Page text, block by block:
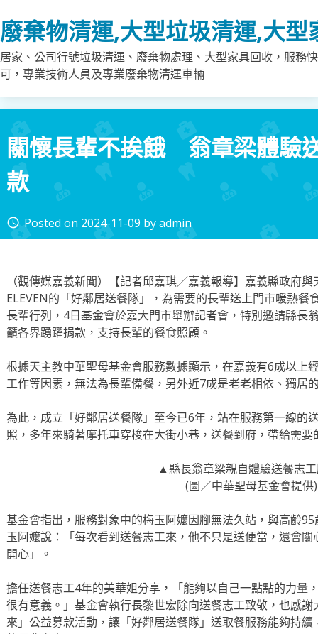
to
content
廢棄物清運,大型垃圾清運,大
居家、公司行號垃圾清運、廢棄物處理、大型家具回收，服務
可，專業技術人員及專業廢棄物清運車輛
關懷長輩不挨餓 翁章梁體驗
款
access_time Posted on 2024-11-09 byadmin
（觀傳媒嘉義新聞）【記者邱嘉琪／嘉義報導】嘉義縣政府
ELEVEN的「好鄰居送餐隊」，為需要的長輩送上門市暖熱餐
長輩行列，4日基金會於嘉大門市舉辦記者會，特別邀請縣長
籲各界踴躍捐款，支持長輩的餐食照顧。
根據天主教中華聖母基金會服務數據顯示，在嘉義有6成以上
工作等因素，無法為長輩備餐，另外近7成是老老相依、獨居
為此，成立「好鄰居送餐隊」至今已6年，站在服務第一線的
照，多年來騎著摩托車穿梭在大街小巷，送餐到府，帶給需要
▲縣長翁章梁親自體驗送餐志
(圖／中華聖母基金會提
基金會指出，服務對象中的梅玉阿嬤因腳無法久站，與高齡
玉阿嬤說：「每次看到送餐志工來，他不只是送便當，還會
開心」。
擔任送餐志工4年的美華姐分享，「能夠以自己一點點的力量
很有意義。」基金會執行長黎世宏除向送餐志工致敬，也感
來」公益募款活動，讓「好鄰居送餐隊」送取餐服務能夠持